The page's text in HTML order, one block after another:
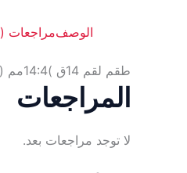
الوصفمراجعات (0)
طقم لقم 14ق )14:4مم ( مربع 1/4″ من شركة تولسون تولز العالميه
المراجعات
لا توجد مراجعات بعد.